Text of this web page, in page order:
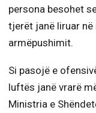
persona besohet
tjerët janë liruar
armëpushimit.
Si pasojë e
luftës janë vrarë
Ministria e